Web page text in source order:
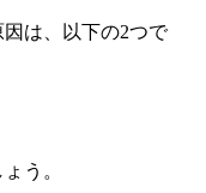
は、以下の2つで
う。